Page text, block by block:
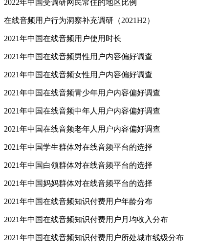
2022年中国受调研网民常住的地区比例
在线音频用户行为洞察补充调研（2021H2）
2021年中国在线音频用户使用时长
2021年中国在线音频男性用户内容偏好调查
2021年中国在线音频女性用户内容偏好调查
2021年中国在线音频青少年用户内容偏好调查
2021年中国在线音频中年人用户内容偏好调查
2021年中国在线音频老年人用户内容偏好调查
2021年中国学生群体对在线音频平台的选择
2021年中国白领群体对在线音频平台的选择
2021年中国妈妈群体对在线音频平台的选择
2021年中国在线音频知识付费用户年龄分布
2021年中国在线音频知识付费用户月均收入分布
2021年中国在线音频知识付费用户所处城市线级分布